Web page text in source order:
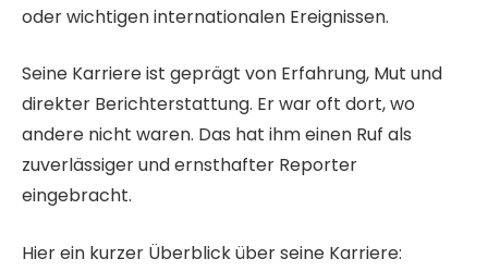
oder wichtigen internationalen Ereignissen.
Seine Karriere ist geprägt von Erfahrung, Mut und
direkter Berichterstattung. Er war oft dort, wo
andere nicht waren. Das hat ihm einen Ruf als
zuverlässiger und ernsthafter Reporter
eingebracht.
Hier ein kurzer Überblick über seine Karriere: